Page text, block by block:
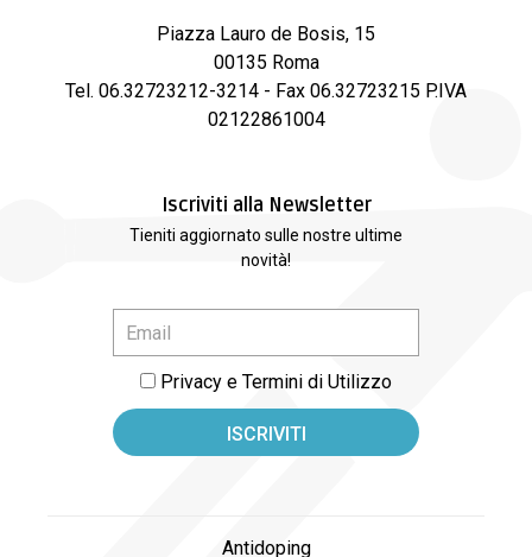
Piazza Lauro de Bosis, 15
00135 Roma
Tel. 06.32723212-3214 - Fax 06.32723215 P.IVA
02122861004
Iscriviti alla Newsletter
Tieniti aggiornato sulle nostre ultime
novità!
Privacy e Termini di Utilizzo
Antidoping